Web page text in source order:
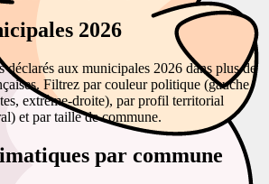
2026
déclarés aux municipales 2026 dans plus de
Filtrez par couleur politique (gauche,
extrême-droite), par profil territorial
et par taille de commune.
par commune